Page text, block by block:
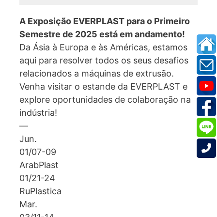
A Exposição EVERPLAST para o Primeiro
Semestre de 2025 está em andamento!
Da Ásia à Europa e às Américas, estamos
aqui para resolver todos os seus desafios
relacionados a máquinas de extrusão.
Venha visitar o estande da EVERPLAST e
explore oportunidades de colaboração na
indústria!
—
Jun.
01/07-09
ArabPlast
01/21-24
RuPlastica
Mar.